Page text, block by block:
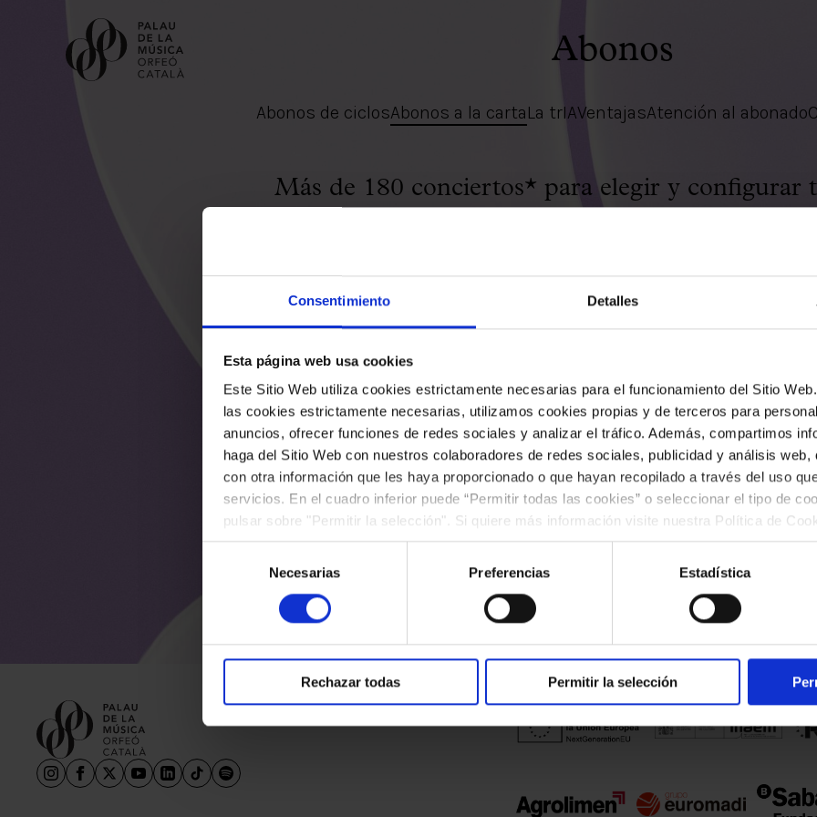
Consentimiento Detalles
Esta página web usa cookies
Este Sitio Web utiliza cookies estrictamente necesarias para el funcionamiento del Sitio
las cookies estrictamente necesarias, utilizamos cookies propias y de terceros para
anuncios, ofrecer funciones de redes sociales y analizar el tráfico. Además, compartimos
haga del Sitio Web con nuestros colaboradores de redes sociales, publicidad y análisis web,
con otra información que les haya proporcionado o que hayan recopilado a través del uso
servicios. En el cuadro inferior puede “Permitir todas las cookies” o seleccionar el tipo de
pulsar sobre "Permitir la selección". Si quiere más información visite nuestra Política de
podrá deshabilitar o configurar las cookies en cualquier momento.”.
consentimiento
Necesarias Preferencias Estadística
Rechazar todas Permitir la selección
Actividades complementarias
Temporada 2026-2027
Todas la temporadas
Descuentos y promociones
Programas de mano
Condiciones y normativa
Abonos
Abonos de ciclosAbonos a la cartaLa trIAVentajasAtención al abonado
Más de 180 conciertos* para elegir y configurar
Devolución de entradas hasta 24 h antes de la
concierto (el importe íntegro queda en el saldo
utilizarlo en la compra de nuevas entradas
Descuentos especiales en el Café Palau, la
tickets de parking SABA-Bamsa.